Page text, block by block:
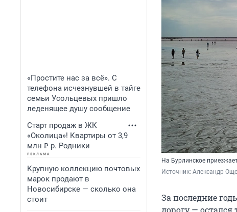
«Простите нас за всё». С
телефона исчезнувшей в тайге
семьи Усольцевых пришло
леденящее душу сообщение
Старт продаж в ЖК
«Околица»! Квартиры от 3,9
млн ₽ р. Родники
Крупную коллекцию почтовых
марок продают в
Новосибирске — сколько она
стоит
На Бурлинское
Источник: Александр
За последние
дорогу —